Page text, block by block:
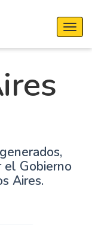
el Gobierno
Aires.